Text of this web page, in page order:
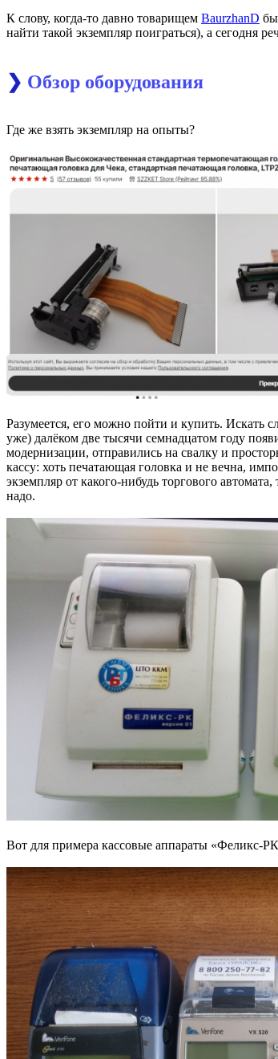
К слову, когда-то давно товарищем BaurzhanD
найти такой экземпляр поиграться), а сегодня
❯ Обзор оборудования
Где же взять экземпляр на опыты?
Разумеется, его можно пойти и купить. Искать
уже) далёком две тысячи семнадцатом году
модернизации, отправились на свалку и
кассу: хоть печатающая головка и не вечна,
экземпляр от какого-нибудь торгового
надо.
Вот для примера кассовые аппараты «Феликс-